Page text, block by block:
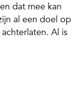
dat mee kan
al een doel op
Al is